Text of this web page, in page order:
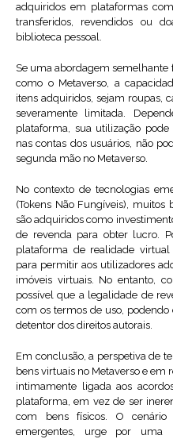
adquiridos em plataformas
transferidos, revendidos ou
biblioteca pessoal.
Se uma abordagem semelhante
como o Metaverso, a
itens adquiridos, sejam roupas,
severamente limitada.
plataforma, sua utilização
nas contas dos usuários, não
segunda mão no Metaverso.
No contexto de tecnologias
(Tokens Não Fungíveis),
são adquiridos como
de revenda para obter lucro.
plataforma de realidade
para permitir aos utilizadores
imóveis virtuais. No entanto,
possível que a legalidade de
com os termos de uso,
detentor dos direitos autorais.
Em conclusão, a perspetiva de
bens virtuais no Metaverso e em
intimamente ligada aos
plataforma, em vez de ser
com bens físicos. O cenário
emergentes, urge por uma